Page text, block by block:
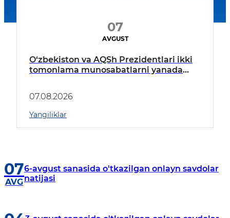
07
AVGUST
O‘zbekiston va AQSh Prezidentlari ikki
tomonlama munosabatlarni yanada
07.08.2026
Yangiliklar
07
AVG
6-avgust sanasida o'tkazilgan onlayn savdolar
natijasi